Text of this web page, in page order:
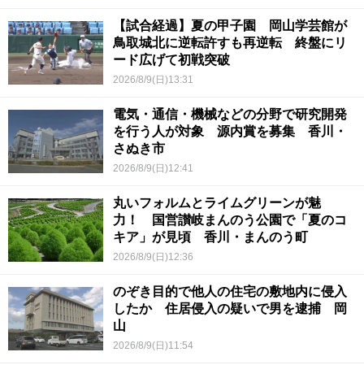
【試合経過】夏の甲子園 岡山学芸館が
鳥取城北に逆転許すも再逆転 終盤にリ
ード広げて初戦突破
2026/8/9(日)13:31
電気・通信・機械などの分野で研究開発
を行う人が対象 源内賞を募集 香川・
さぬき市
2026/8/9(日)12:41
丸いフォルムとライムグリーンが魅
力！ 国営讃岐まんのう公園で「夏のコ
キア」が見頃 香川・まんのう町
2026/8/9(日)12:36
のぞき目的で他人の住宅の敷地内に侵入
したか 住居侵入の疑いで男を逮捕 岡
山
2026/8/9(日)11:54